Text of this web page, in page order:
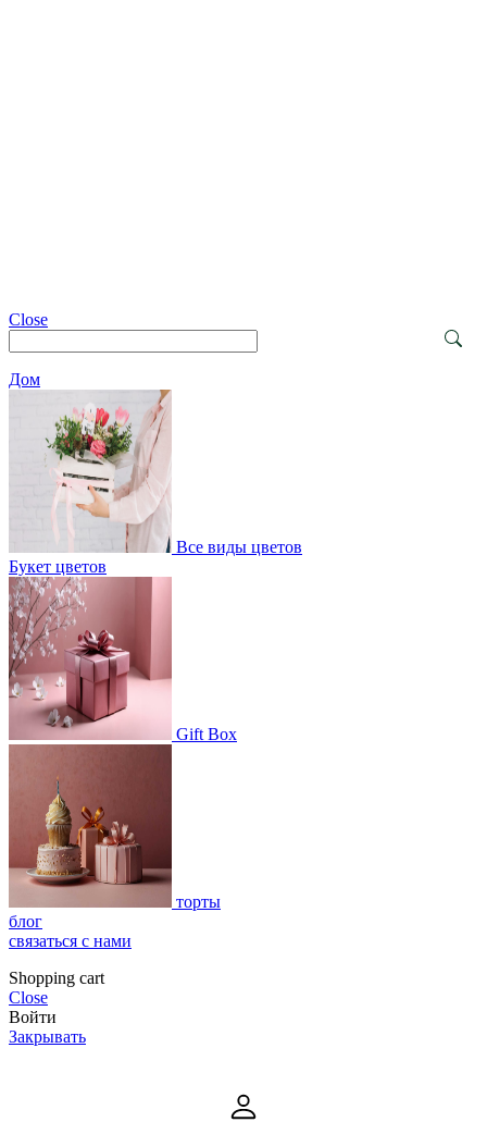
Close
Дом
Все виды цветов
Букет цветов
Gift Box
торты
блог
связаться с нами
Shopping cart
Close
Войти
Закрывать